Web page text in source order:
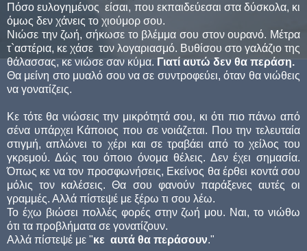
Πόσο ευλογημένος είσαι, που εκπαιδεύεσαι στα δύσκολα, κι
όμως δεν χάνεις το χιούμορ σου.
Νιώσε την ζωή, σήκωσε το βλέμμα σου στον ουρανό. Μέτρα
τ`αστέρια, κε χάσε τον λογαριασμό. Βυθίσου στο γαλάζιο της
θάλασσας, κε νιώσε σαν κύμα. Γιατί αυτώ δεν θα περάση.
Θα μείνη στο μυαλό σου να σε συντροφεύει, όταν θα νιώθεις
να γονατίζεις.
Κε τότε θα νιώσεις την μικρότητά σου, κι ότι πιο πάνω από
σένα υπάρχει Κάποιος που σε νοιάζεται. Που την τελευταία
στιγμή, απλώνει το χέρι και σε τραβάει από το χείλος του
γκρεμού. Δώς του όποιο όνομα θέλεις. Δεν έχει σημασία.
Όπως κε να τον προσφωνήσεις, Εκείνος θα έρθει κοντά σου
μόλις τον καλέσεις. Θα σου φανούν παράξενες αυτές οι
γραμμές. Αλλά πίστεψέ με ξέρω τι σου λέω.
Το έχω βιώσει πολλές φορές στην ζωή μου. Ναι, το νιώθω
ότι τα προβλήματα σε γονατίζουν.
Αλλά πίστεψέ με "κε αυτά θα περάσουν."